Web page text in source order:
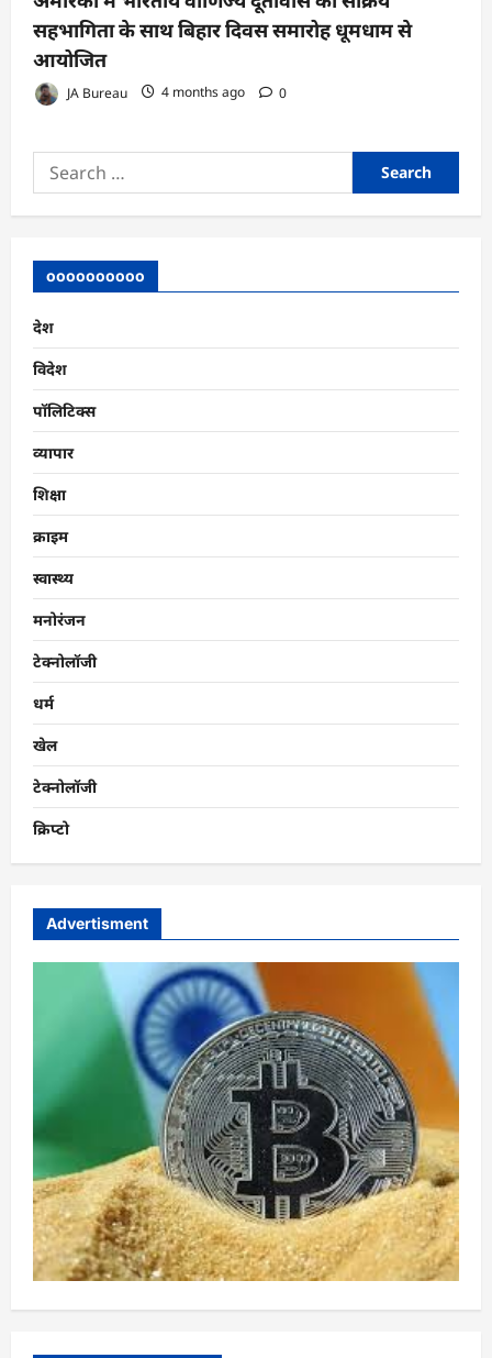
सहभागिता के साथ बिहार दिवस समारोह धूमधाम से
आयोजित
JA Bureau 4 months ago 0
Search
for:
oooooooooo
देश
विदेश
पॉलिटिक्स
व्यापार
शिक्षा
क्राइम
स्वास्थ्य
मनोरंजन
टेक्नोलॉजी
धर्म
खेल
टेक्नोलॉजी
क्रिप्टो
Advertisment